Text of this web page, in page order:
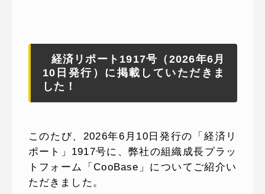
経済リポート1917号（2026年6月
10日発行）に掲載していただきま
した！
このたび、2026年6月10日発行の「経済リ
ポート」1917号に、弊社の組織成長プラッ
トフォーム「CooBase」についてご紹介い
ただきました。